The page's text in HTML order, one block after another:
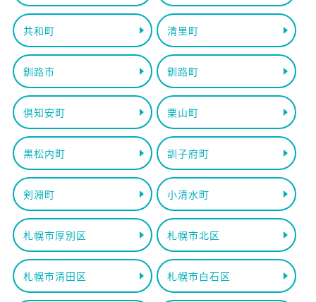
共和町 清里町
釧路市 釧路町
倶知安町 栗山町
黒松内町 訓子府町
剣淵町 小清水町
札幌市厚別区 札幌市北区
札幌市清田区 札幌市白石区